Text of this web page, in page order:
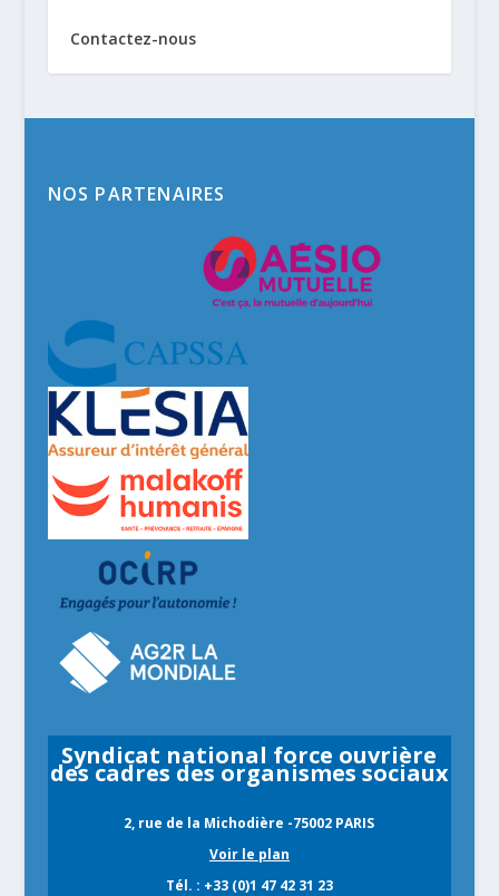
Contactez-nous
NOS PARTENAIRES
Syndicat national force ouvrière
des cadres des organismes sociaux
2, rue de la Michodière -75002 PARIS
Voir le plan
Tél. : +33 (0)1 47 42 31 23